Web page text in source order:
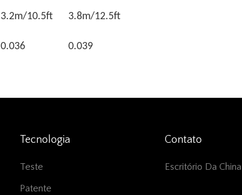
3.2m/10.5ft 3.8m/12.5ft
0.036 0.039
Tecnologia
Teste
Patente
Contato
Escritório Da China